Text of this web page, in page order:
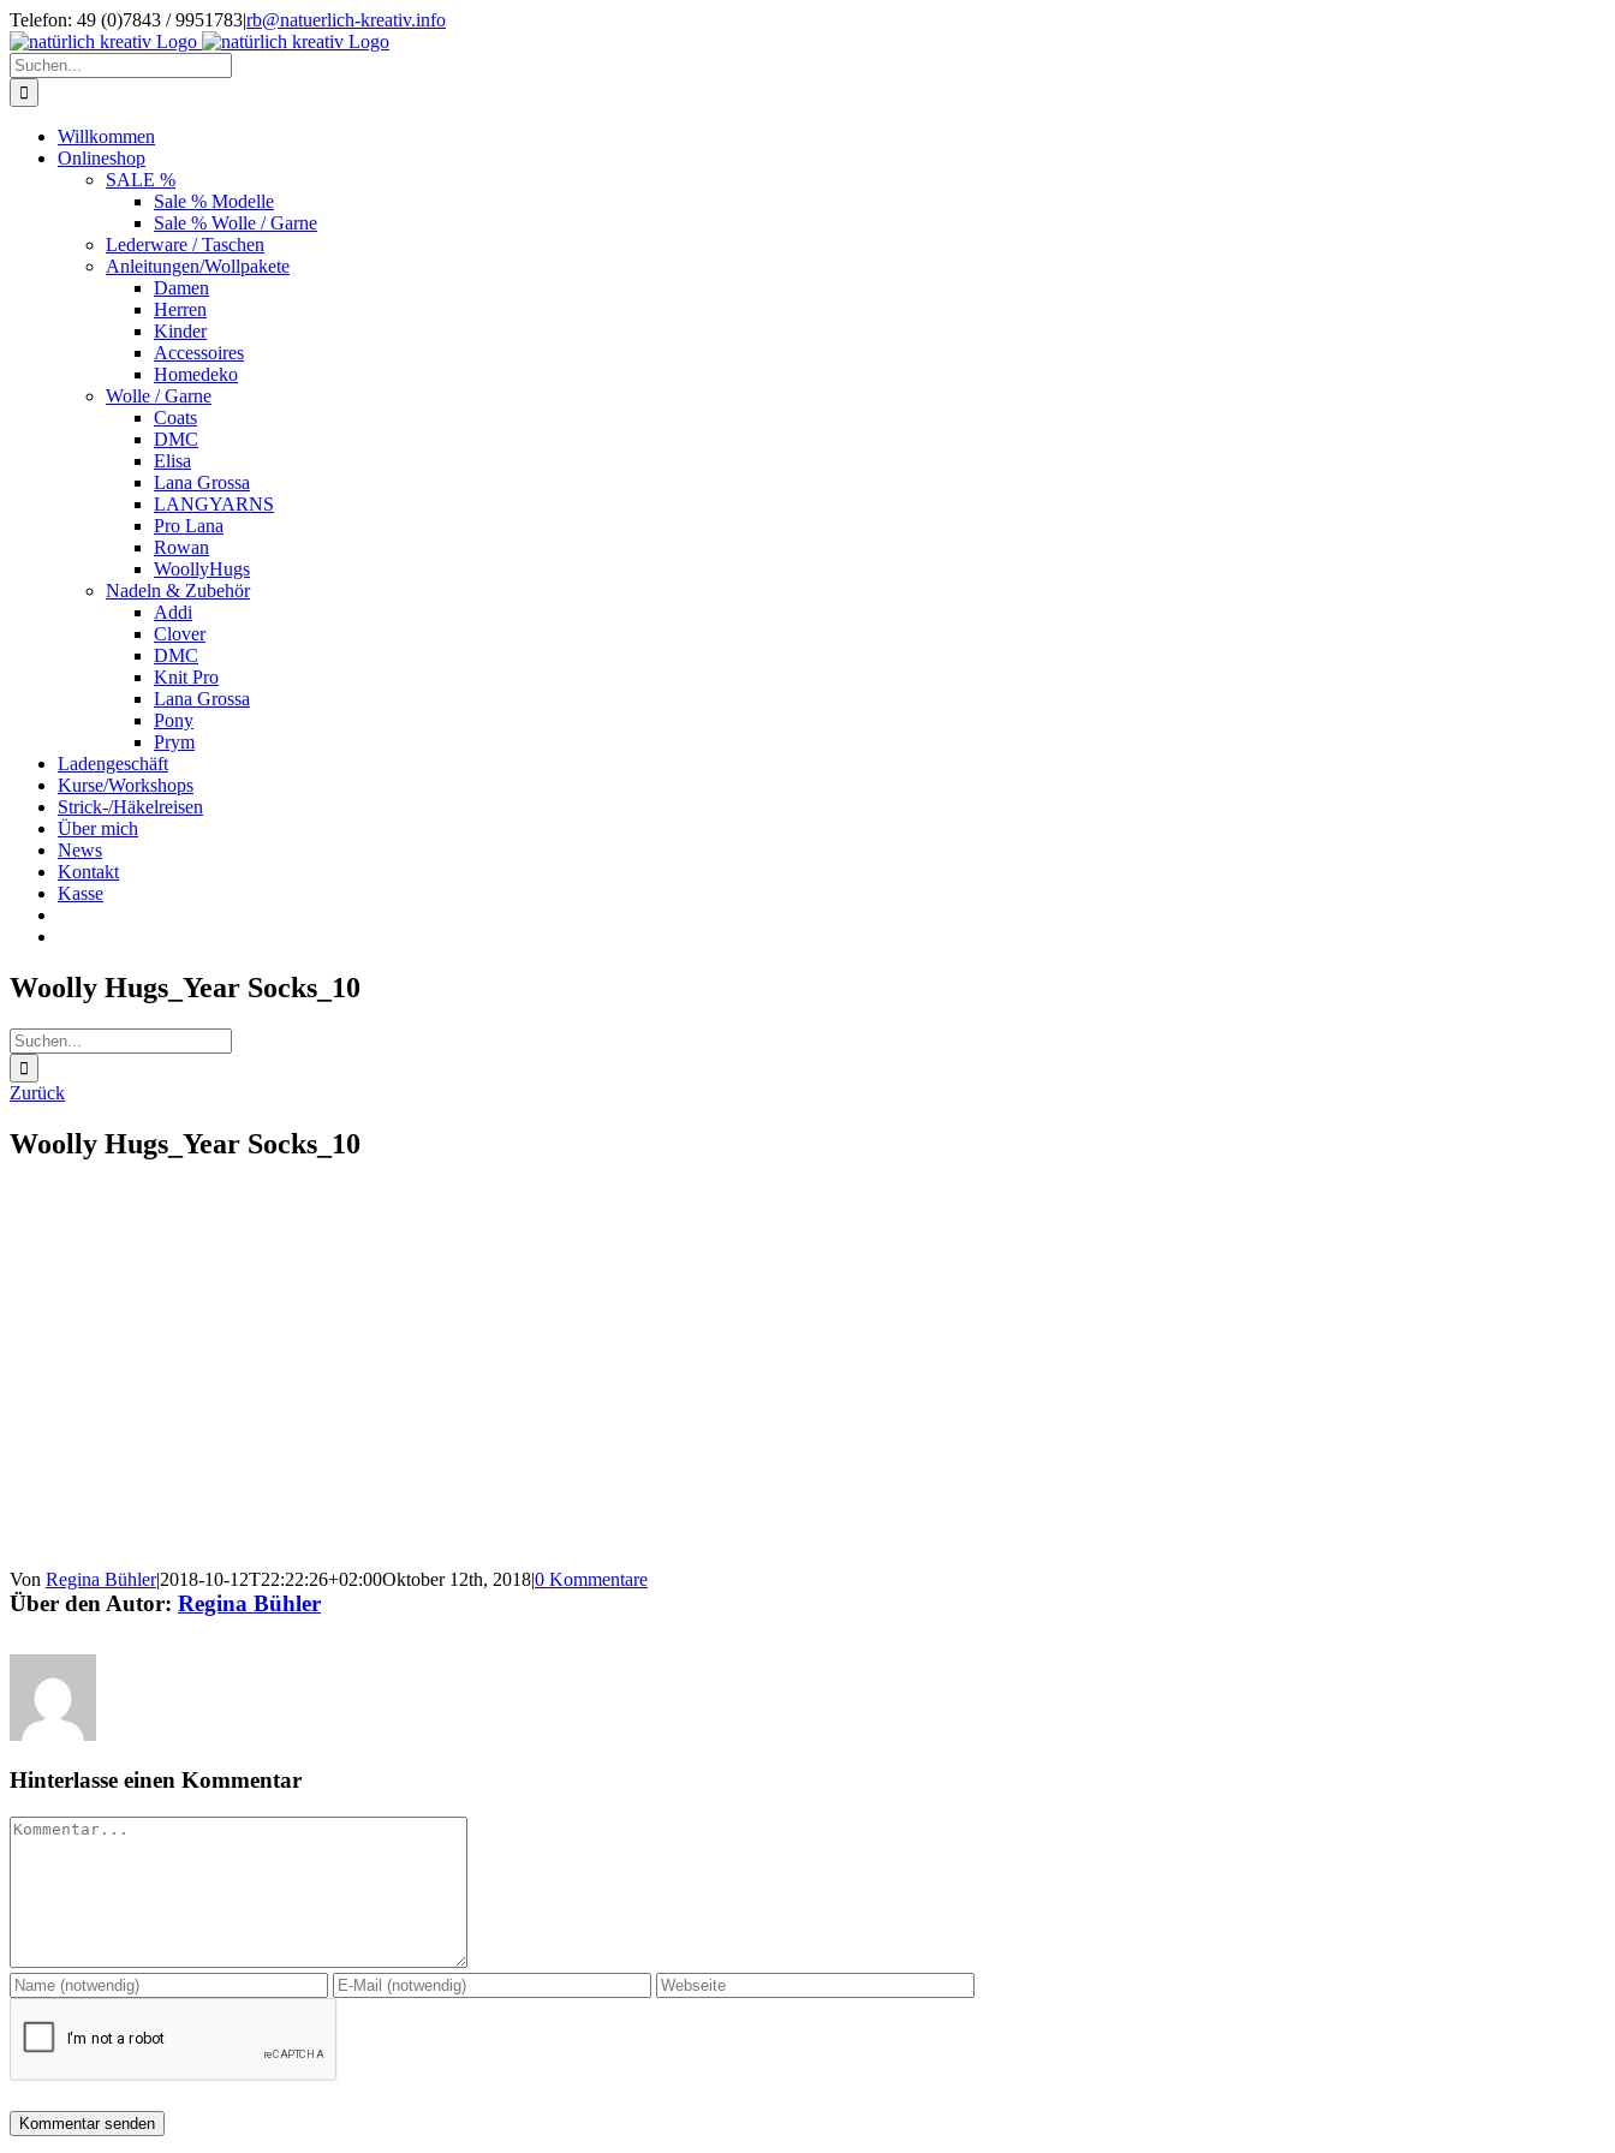
Zum
Inhalt
springen
Telefon: 49 (0)7843 / 9951783|rb@natuerlich-kreativ.info
Suche
nach:
Willkommen
Onlineshop
SALE %
Sale % Modelle
Sale % Wolle / Garne
Lederware / Taschen
Anleitungen/Wollpakete
Damen
Herren
Kinder
Accessoires
Homedeko
Wolle / Garne
Coats
DMC
Elisa
Lana Grossa
LANGYARNS
Pro Lana
Rowan
WoollyHugs
Nadeln & Zubehör
Addi
Clover
DMC
Knit Pro
Lana Grossa
Pony
Prym
Ladengeschäft
Kurse/Workshops
Strick-/Häkelreisen
Über mich
News
Kontakt
Kasse
Woolly Hugs_Year Socks_10
Suche
nach:
Zurück
Woolly Hugs_Year Socks_10
Von Regina Bühler|2018-10-12T22:22:26+02:00Oktober 12th, 2018|0 Kommentare
Über den Autor: Regina Bühler
Hinterlasse einen Kommentar
Kommentar